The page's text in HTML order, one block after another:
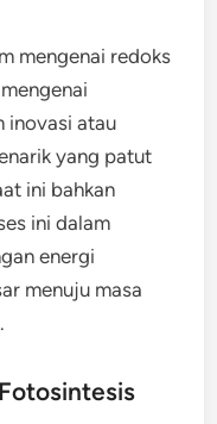
mengenai redoks
inovasi atau
yang patut
ini bahkan
ini dalam
energi
menuju masa